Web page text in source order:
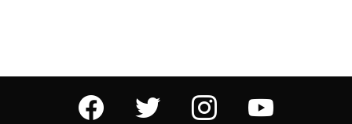
facebook twitter instagram youtube